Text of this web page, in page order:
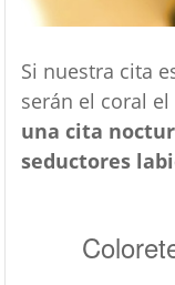
Si nuestra cita
serán el coral
una cita
seductores